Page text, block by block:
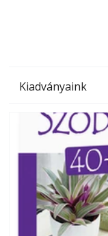
Kiadványaink